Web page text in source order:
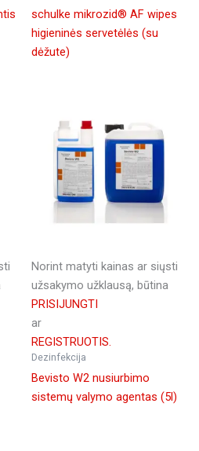
schulke mikrozid® AF wipes
higieninės servetėlės (su
dėžute)
Norint matyti kainas ar siųsti
užsakymo užklausą, būtina
PRISIJUNGTI
ar
REGISTRUOTIS.
Dezinfekcija
Bevisto W2 nusiurbimo
sistemų valymo agentas (5l)